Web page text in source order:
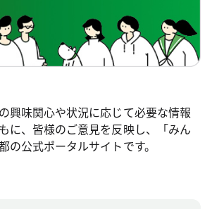
興味関心や状況に応じて必要な情報
に、皆様のご意見を反映し、「みん
の公式ポータルサイトです。